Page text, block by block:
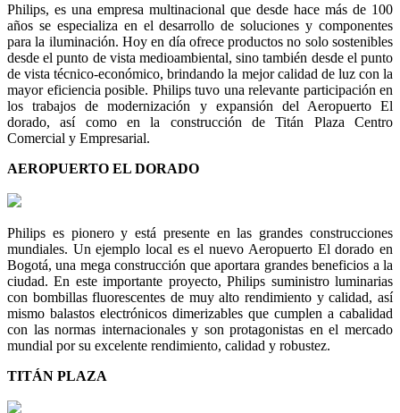
Philips, es una empresa multinacional que desde hace más de 100
años se especializa en el desarrollo de soluciones y componentes
para la iluminación. Hoy en día ofrece productos no solo sostenibles
desde el punto de vista medioambiental, sino también desde el punto
de vista técnico-económico, brindando la mejor calidad de luz con la
mayor eficiencia posible. Philips tuvo una relevante participación en
los trabajos de modernización y expansión del Aeropuerto El
dorado, así como en la construcción de Titán Plaza Centro
Comercial y Empresarial.
AEROPUERTO EL DORADO
Philips es pionero y está presente en las grandes construcciones
mundiales. Un ejemplo local es el nuevo Aeropuerto El dorado en
Bogotá, una mega construcción que aportara grandes beneficios a la
ciudad. En este importante proyecto, Philips suministro luminarias
con bombillas fluorescentes de muy alto rendimiento y calidad, así
mismo balastos electrónicos dimerizables que cumplen a cabalidad
con las normas internacionales y son protagonistas en el mercado
mundial por su excelente rendimiento, calidad y robustez.
TITÁN PLAZA